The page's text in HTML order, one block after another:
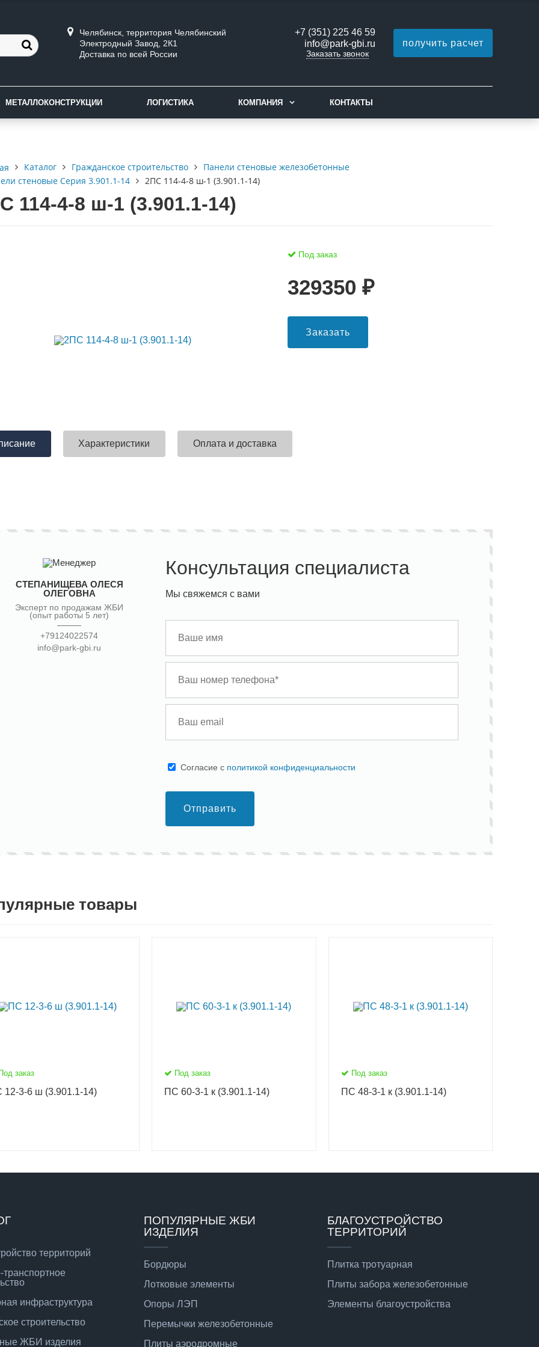
Челябинск, территория Челябинский
Электродный Завод, 2К1
Доставка по всей России
+7 (351) 225 46 59
info@park-gbi.ru
Заказать звонок
получить расчет
МЕТАЛЛОКОНСТРУКЦИИ ЛОГИСТИКА КОМПАНИЯ КОНТАКТЫ
Каталог Гражданское строительство
Панели стеновые железобетонные
стеновые Серия 3.901.1-14
2ПС 114-4-8 ш-1 (3.901.1-14)
114-4-8 ш-1 (3.901.1-14)
Под заказ
329350 ₽
Заказать
Характеристики Оплата и доставка
СТЕПАНИЩЕВА ОЛЕСЯ
ОЛЕГОВНА
Эксперт по продажам ЖБИ
(опыт работы 5 лет)
+79124022574
info@park-gbi.ru
Консультация специалиста
Мы свяжемся с вами
Cогласие с политикой конфиденциальности
Отправить
товары
заказ
12-3-6 ш (3.901.1-14)
Под заказ
ПС 60-3-1 к (3.901.1-14)
Под заказ
ПС 48-3-1 к (3.901.1-14)
территорий
инфраструктура
строительство
ЖБИ изделия
ПОПУЛЯРНЫЕ ЖБИ
ИЗДЕЛИЯ
Бордюры
Лотковые элементы
Опоры ЛЭП
Перемычки железобетонные
Плиты аэродромные
БЛАГОУСТРОЙСТВО
ТЕРРИТОРИЙ
Плитка тротуарная
Плиты забора железобетонные
Элементы благоустройства